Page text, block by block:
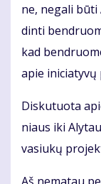
ne, ne­ga­li
din­ti
kad
apie
Dis­ku­tuo­ta
niaus iki
va­siu­kų